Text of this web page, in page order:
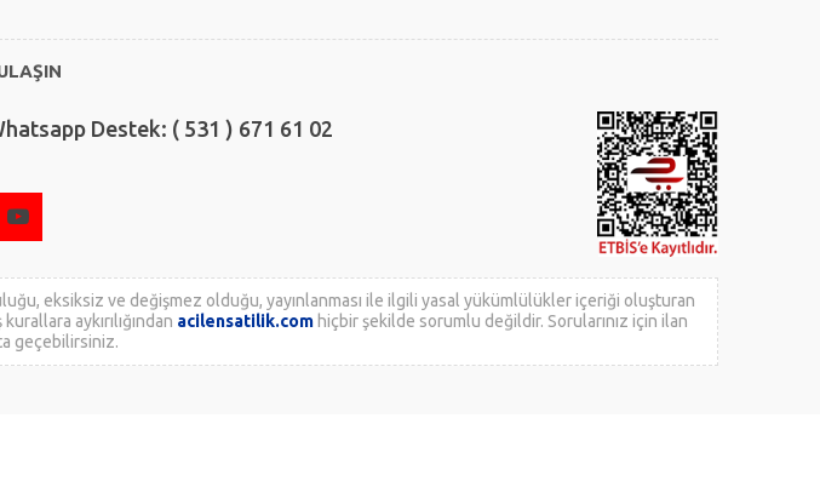
Destek: ( 531 ) 671 61 02
eksiksiz ve değişmez olduğu, yayınlanması ile ilgili yasal yükümlülükler içeriği oluşturan
aykırılığından acilensatilik.comhiçbir şekilde sorumlu değildir. Sorularınız için ilan
geçebilirsiniz.